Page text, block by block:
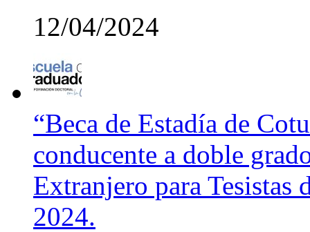
12/04/2024
“Beca de Estadía de
conducente a doble
Extranjero para Tesistas
2024.